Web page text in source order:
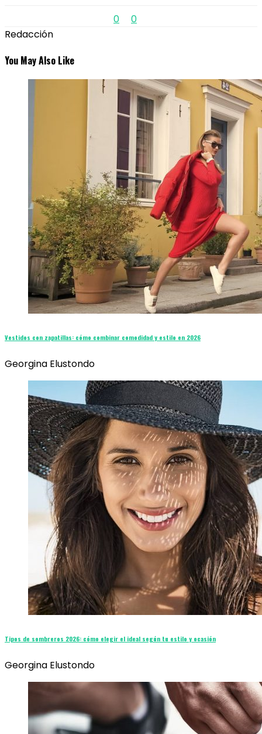
0
0
Redacción
You May Also Like
Vestidos con zapatillas: cómo combinar comodidad y estilo en 2026
Georgina Elustondo
Tipos de sombreros 2026: cómo elegir el ideal según tu estilo y ocasión
Georgina Elustondo